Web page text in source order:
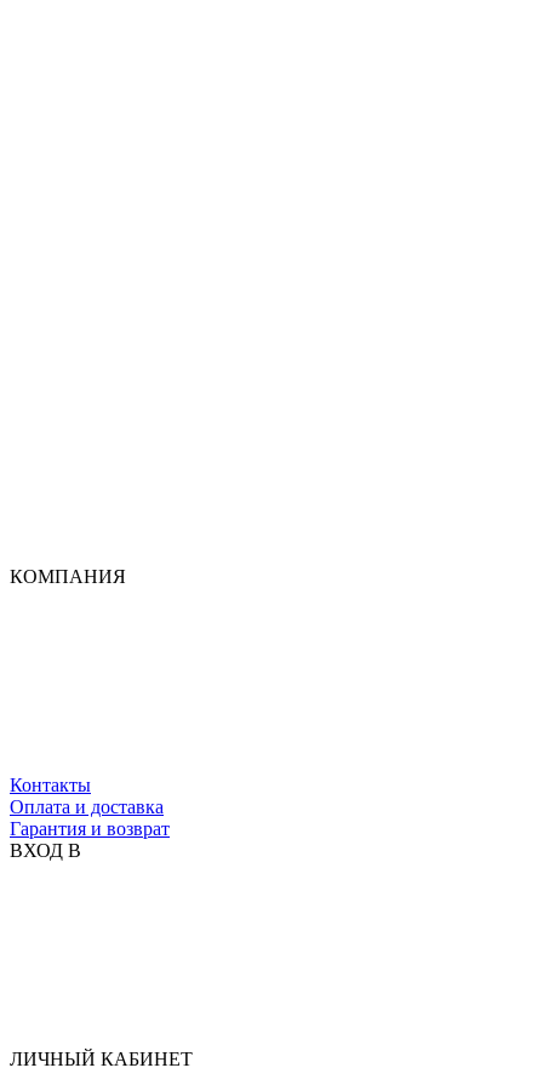
КОМПАНИЯ
Контакты
Оплата и доставка
Гарантия и возврат
ВХОД В
ЛИЧНЫЙ КАБИНЕТ